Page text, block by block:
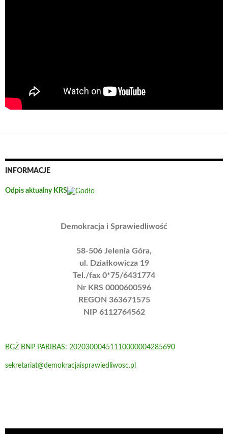
INFORMACJE
Odpis aktualny KRS
Demokracja i Sprawiedliwość
58-506 Jelenia Góra,
ul. Działkowicza 19
Tel./fax 0*75/6431774
Nr KRS 0000600596
REGON 363671575
NIP 6112764562
BGŻ BNP PARIBAS: 20203000451110000004285690
sekretariat@demokracjaisprawiedliwosc.pl